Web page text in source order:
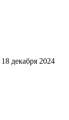
18 декабря 2024